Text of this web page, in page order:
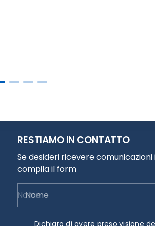
RESTIAMO IN CONTATTO
Se desideri ricevere
compila il form
Nome
Dichiaro di avere preso visione